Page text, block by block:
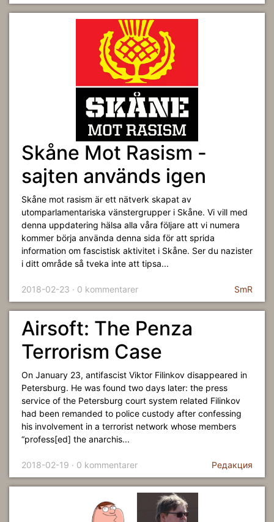
Skåne Mot Rasism -
sajten används igen
Skåne mot rasism är ett nätverk skapat av
utomparlamentariska vänstergrupper i Skåne. Vi vill med
denna uppdatering hälsa alla våra följare att vi numera
kommer börja använda denna sida för att sprida
information om fascistisk aktivitet i Skåne. Ser du nazister
i ditt område så tveka inte att tipsa...
2018-02-23 · 0 kommentarer SmR
Airsoft: The Penza
Terrorism Case
On January 23, antifascist Viktor Filinkov disappeared in
Petersburg. He was found two days later: the press
service of the Petersburg court system related Filinkov
had been remanded to police custody after confessing
his involvement in a terrorist network whose members
“profess[ed] the anarchis...
2018-02-19 · 0 kommentarer Редакция